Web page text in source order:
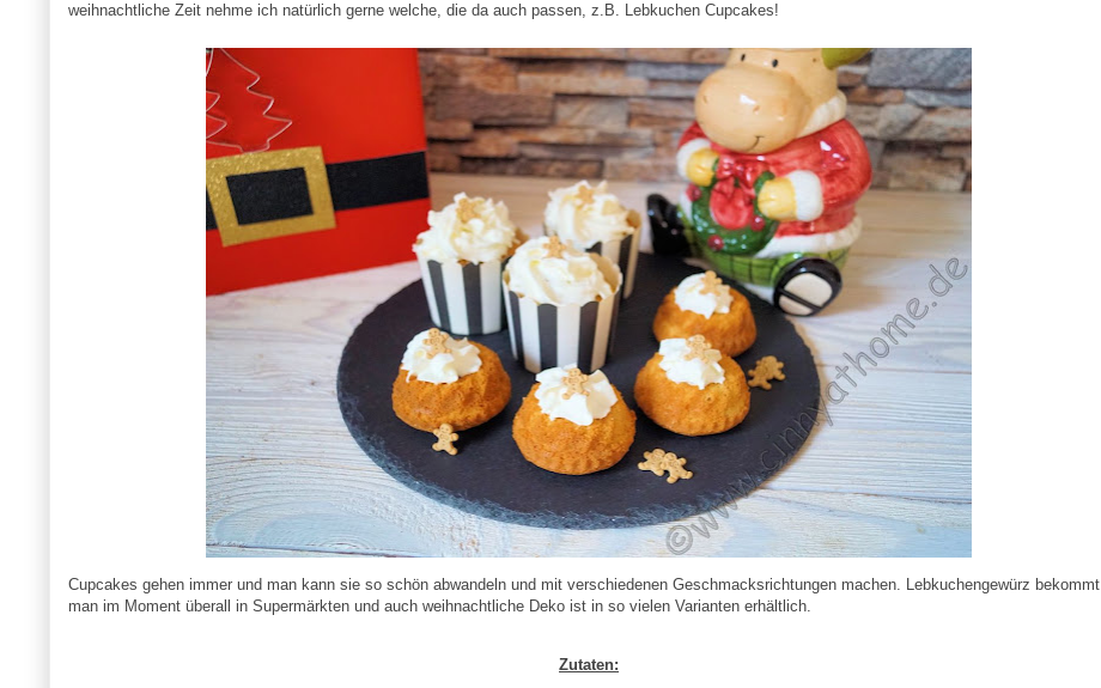
weihnachtliche Zeit nehme ich natürlich gerne welche, die da auch passen, z.B. Lebkuchen Cupcakes!
Cupcakes gehen immer und man kann sie so schön abwandeln und mit verschiedenen Geschmacksrichtungen machen. Lebkuchengewürz bekommt
man im Moment überall in Supermärkten und auch weihnachtliche Deko ist in so vielen Varianten erhältlich.
Zutaten: